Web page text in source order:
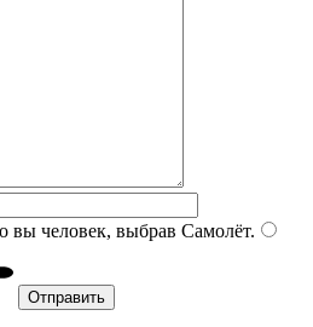
вы человек, выбрав Самолёт.